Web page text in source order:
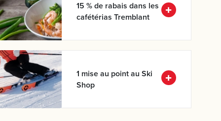
15 % de rabais dans les
cafétérias Tremblant
1 mise au point au Ski
Shop